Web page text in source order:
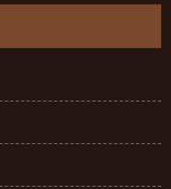
m-d',@me)"/}